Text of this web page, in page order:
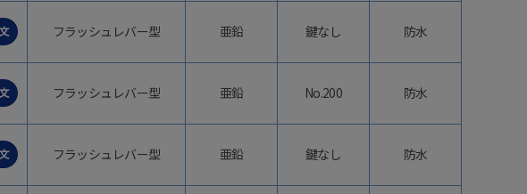
フラッシュレバー型 亜鉛 鍵なし 防水
フラッシュレバー型 亜鉛 No.200 防水
フラッシュレバー型 亜鉛 鍵なし 防水